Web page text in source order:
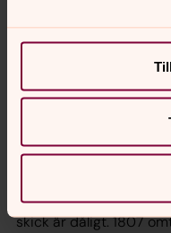
I tornet förvaras ett
I tornet förvaras ett
skick är dåligt. 1807